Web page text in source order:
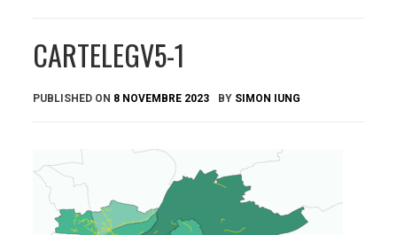
CARTELEGV5-1
PUBLISHED ON 8 NOVEMBRE 2023 BY SIMON IUNG